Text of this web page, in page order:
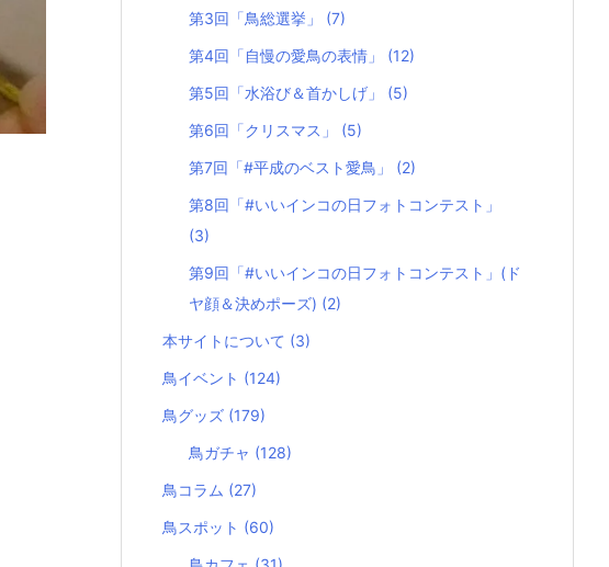
第3回「鳥総選挙」 (7)
第4回「自慢の愛鳥の表情」 (12)
第5回「水浴び＆首かしげ」 (5)
第6回「クリスマス」 (5)
第7回「#平成のベスト愛鳥」 (2)
第8回「#いいインコの日フォトコンテスト」
(3)
第9回「#いいインコの日フォトコンテスト」(ド
ヤ顔＆決めポーズ) (2)
本サイトについて (3)
鳥イベント (124)
鳥グッズ (179)
鳥ガチャ (128)
鳥コラム (27)
鳥スポット (60)